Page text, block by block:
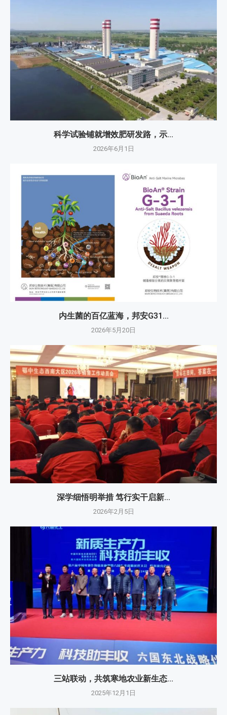
科学试验铺就增效肥研发路，示...
2026年6月1日
内生菌的百亿蓝海，邦安G31...
2026年5月20日
深学细悟明举措 笃行实干启新...
2026年2月5日
三站联动，共筑寒地农业新生态...
2025年12月1日